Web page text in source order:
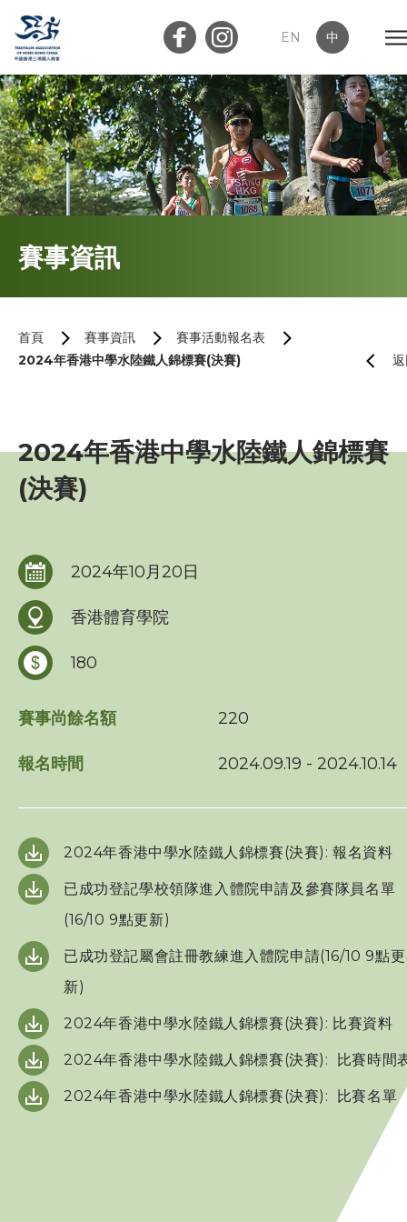
EN 中
會員登入 屬會登入
首頁
加入會員
海外賽事活動
三項鐵人代表隊
工作人員
贊助商 / 宣傳
相片及影片
賽事資訊
首頁 賽事資訊
賽事活動報名表
2024年香港中學水陸鐵人錦標賽(決賽)
2024年香港中學水陸鐵人錦標賽
(決賽)
2024年10月20日
香港體育學院
180
賽事尚餘名額 220
報名時間 2024.09.19 - 2024.10.14
2024年香港中學水陸鐵人錦標賽(決賽): 報名資料
已成功登記學校領隊進入體院申請及參賽隊員名單
(16/10 9點更新)
已成功登記屬會註冊教練進入體院申請(16/10 9點更
新)
2024年香港中學水陸鐵人錦標賽(決賽): 比賽資料
2024年香港中學水陸鐵人錦標賽(決賽): 比賽時間
2024年香港中學水陸鐵人錦標賽(決賽): 比賽名單